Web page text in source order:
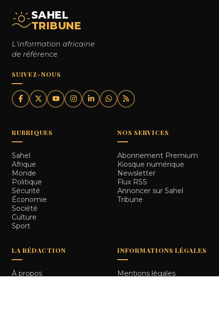
SAHEL
TRIBUNE
L'information africaine
de référence
SUIVEZ-NOUS
RUBRIQUES
Sahel
Afrique
Monde
Politique
Sécurité
Économie
Société
Culture
Sport
NOS SERVICES
Abonnement Premium
Kiosque numérique
Newsletter
Flux RSS
Annoncer sur Sahel
Tribune
LA RÉDACTION
À propos
INFORMATIONS LÉGALES
Mentions légales